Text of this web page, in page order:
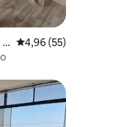
: 5 sur 5
Évaluation moyenne
4,96 (55)